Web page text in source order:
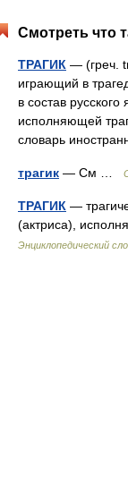
Смотреть что
ТРАГИК — (греч.
играющий в
в состав
исполняющей
словарь
трагик — См …
ТРАГИК —
(актриса),
Энциклопедический